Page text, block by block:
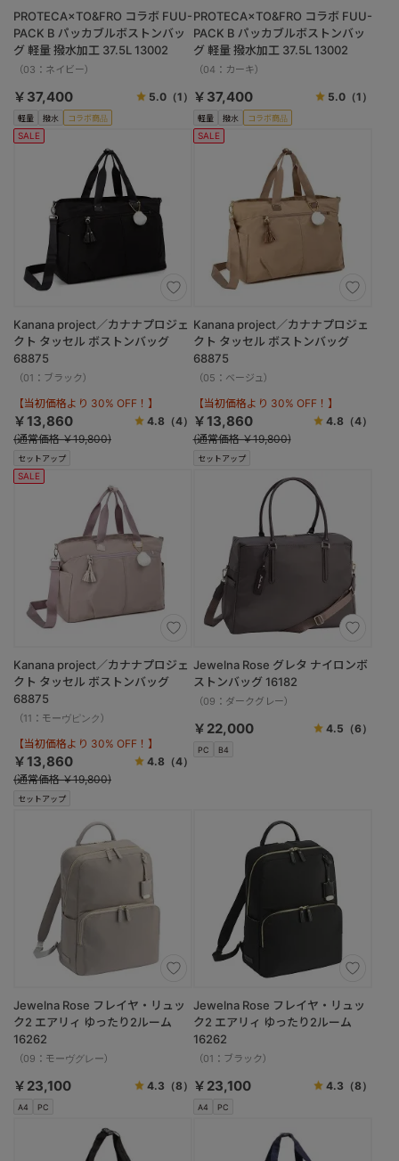
軽量 撥水 コラボ商品
PROTECA×TO&FRO コラボ FUU-
PACK B パッカブルボストンバッ
グ 軽量 撥水加工 37.5L 13002
（03：ネイビー）
￥37,400 5.0（1）
軽量 撥水 コラボ商品
PROTECA×TO&FRO コラボ FUU-
PACK B パッカブルボストンバッ
グ 軽量 撥水加工 37.5L 13002
（04：カーキ）
￥37,400 5.0 （1）
SALE
セットアップ
Kanana project／カナナプロジェ
クト タッセル ボストンバッグ
68875
（01：ブラック）
【当初価格より 30% OFF！】
￥13,860 4.8（4）
(通常価格 ￥19,800)
SALE
セットアップ
Kanana project／カナナプロジェ
クト タッセル ボストンバッグ
68875
（05：ベージュ）
【当初価格より 30% OFF！】
￥13,860 4.8 （4）
(通常価格 ￥19,800)
SALE
セットアップ
Kanana project／カナナプロジェ
クト タッセル ボストンバッグ
68875
（11：モーヴピンク）
【当初価格より 30% OFF！】
￥13,860 4.8（4）
(通常価格 ￥19,800)
PC B4
Jewelna Rose グレタ ナイロンボ
ストンバッグ 16182
（09：ダークグレー）
￥22,000 4.5 （6）
A4 PC
Jewelna Rose フレイヤ・リュッ
ク2 エアリィ ゆったり2ルーム
16262
（09：モーヴグレー）
￥23,100 4.3 （8）
A4 PC
Jewelna Rose フレイヤ・リュッ
ク2 エアリィ ゆったり2ルーム
16262
（01：ブラック）
￥23,100 4.3 （8）